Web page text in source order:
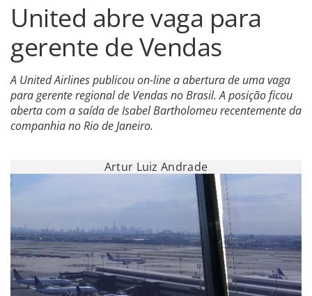
United abre vaga para
gerente de Vendas
A United Airlines publicou on-line a abertura de uma vaga
para gerente regional de Vendas no Brasil. A posição ficou
aberta com a saída de Isabel Bartholomeu recentemente da
companhia no Rio de Janeiro.
Artur Luiz Andrade